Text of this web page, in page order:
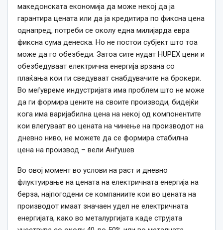
македонската економија да може некој да ја
гарантира цената или да ја кредитира по фиксна цена
однапред, потреби се околу една милијарда евра
фиксна сума денеска. Но не постои субјект што тоа
може да го обезбеди. Затоа сите нудат HUPEX цени и
обезбедуваат електрична енергија врзана со
плаќања кои ги сведуваат снабдувачите на брокери.
Во меѓувреме индустријата има проблем што не може
да ги формира цените на своите производи, бидејќи
кога има варијабилна цена на некој од компонентите
кои влегуваат во цената на чинење на производот на
дневно ниво, не можете да се формира стабилна
цена на производ – вели Анѓушев
Во овој момент во услови на раст и дневно
флуктуирање на цената на електричната енергија на
берза, најпогодени се компаниите кои во цената на
производот имаат значаен удел не електричната
енергијата, како во металургијата каде струјата